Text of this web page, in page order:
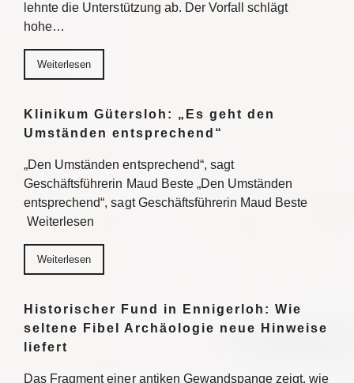
lehnte die Unterstützung ab. Der Vorfall schlägt
hohe…
Weiterlesen
Klinikum Gütersloh: „Es geht den
Umständen entsprechend“
„Den Umständen entsprechend“, sagt
Geschäftsführerin Maud Beste „Den Umständen
entsprechend“, sagt Geschäftsführerin Maud Beste
Weiterlesen
Weiterlesen
Historischer Fund in Ennigerloh: Wie
seltene Fibel Archäologie neue Hinweise
liefert
Das Fragment einer antiken Gewandspange zeigt, wie